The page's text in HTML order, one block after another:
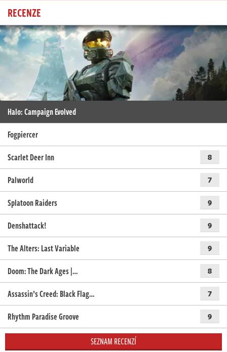
RECENZE
Halo: Campaign Evolved
Fogpiercer
Scarlet Deer Inn
8
Palworld 7
Splatoon Raiders 9
Denshattack! 9
The Alters: Last Variable 9
Doom: The Dark Ages |… 8
Assassin’s Creed: Black Flag… 7
Rhythm Paradise Groove 9
SEZNAM RECENZÍ